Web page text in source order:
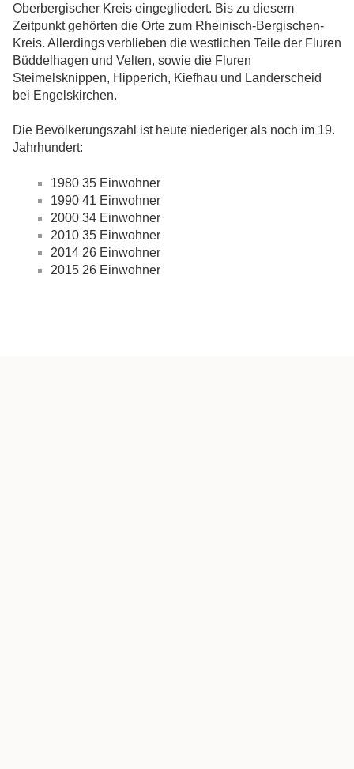
Oberbergischer Kreis eingegliedert. Bis zu diesem
Zeitpunkt gehörten die Orte zum Rheinisch-Bergischen-
Kreis. Allerdings verblieben die westlichen Teile der Fluren
Büddelhagen und Velten, sowie die Fluren
Steimelsknippen, Hipperich, Kiefhau und Landerscheid
bei Engelskirchen.
Die Bevölkerungszahl ist heute niederiger als noch im 19.
Jahrhundert:
1980 35 Einwohner
1990 41 Einwohner
2000 34 Einwohner
2010 35 Einwohner
2014 26 Einwohner
2015 26 Einwohner